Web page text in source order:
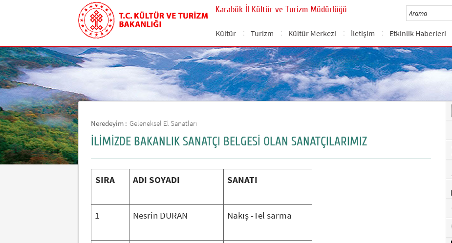
Karabük İl Kültür ve Turizm Müdürlüğü
Kültür Turizm Kültür Merkezi İletişim Etkinlik Haberleri
Neredeyim : Geleneksel El Sanatları
İLİMİZDE BAKANLIK SANATÇI BELGESİ OLAN SANATÇILARIMIZ
SIRA ADI SOYADI SANATI
1 Nesrin DURAN Nakış -Tel sarma